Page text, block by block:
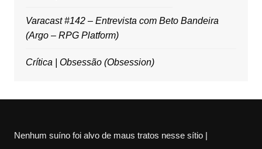
Varacast #142 – Entrevista com Beto Bandeira
(Argo – RPG Platform)
Crítica | Obsessão (Obsession)
Nenhum suíno foi alvo de maus tratos nesse sítio |